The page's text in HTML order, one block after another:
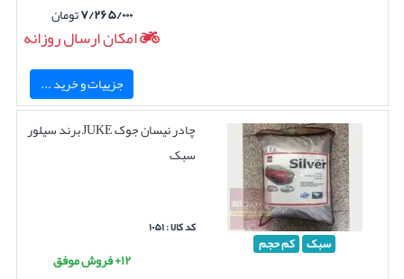
۷/۲۶۵/۰۰۰تومان
امکان ارسال روزانه
جزییات و خرید ...
سبک کم حجم
چادر نیسان جوک JUKE برند سیلور
سبک
کد کالا : ۱۰۵۱
۱۲+ فروش موفق